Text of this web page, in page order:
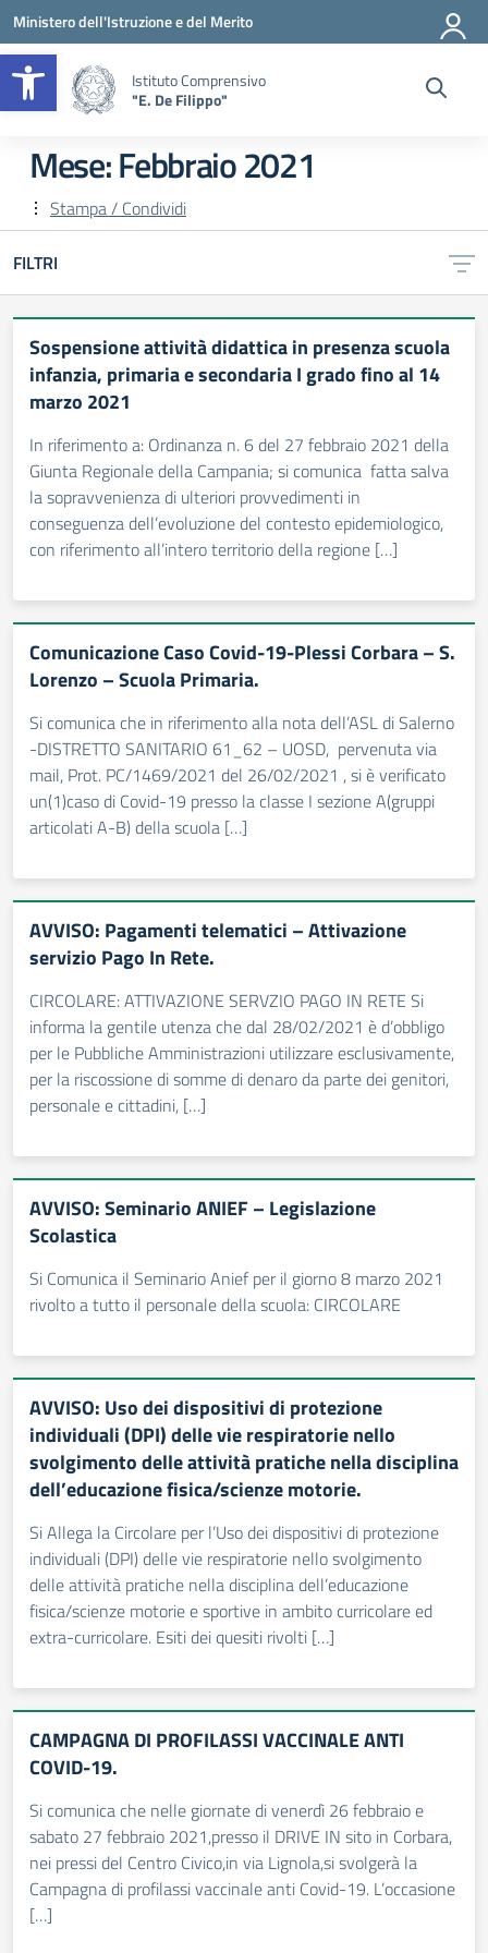
Apri la barra degli strumenti
Vai ai contenuti
Vai al menu di navigazione
Vai al footer
Ministero dell'Istruzione e del Merito
Istituto Comprensivo
"E. De Filippo"
Mese:Febbraio 2021
Stampa / Condividi
FILTRI
Sospensione attività didattica in presenza scuola
infanzia, primaria e secondaria I grado fino al 14
marzo 2021
In riferimento a: Ordinanza n. 6 del 27 febbraio 2021 della
Giunta Regionale della Campania; si comunica fatta salva
la sopravvenienza di ulteriori provvedimenti in
conseguenza dell’evoluzione del contesto epidemiologico,
con riferimento all’intero territorio della regione […]
Comunicazione Caso Covid-19-Plessi Corbara – S.
Lorenzo – Scuola Primaria.
Si comunica che in riferimento alla nota dell’ASL di Salerno
-DISTRETTO SANITARIO 61_62 – UOSD, pervenuta via
mail, Prot. PC/1469/2021 del 26/02/2021 , si è verificato
un(1)caso di Covid-19 presso la classe I sezione A(gruppi
articolati A-B) della scuola […]
AVVISO: Pagamenti telematici – Attivazione
servizio Pago In Rete.
CIRCOLARE: ATTIVAZIONE SERVZIO PAGO IN RETE Si
informa la gentile utenza che dal 28/02/2021 è d’obbligo
per le Pubbliche Amministrazioni utilizzare esclusivamente,
per la riscossione di somme di denaro da parte dei genitori,
personale e cittadini, […]
AVVISO: Seminario ANIEF – Legislazione
Scolastica
Si Comunica il Seminario Anief per il giorno 8 marzo 2021
rivolto a tutto il personale della scuola: CIRCOLARE
AVVISO: Uso dei dispositivi di protezione
individuali (DPI) delle vie respiratorie nello
svolgimento delle attività pratiche nella disciplina
dell’educazione fisica/scienze motorie.
Si Allega la Circolare per l’Uso dei dispositivi di protezione
individuali (DPI) delle vie respiratorie nello svolgimento
delle attività pratiche nella disciplina dell’educazione
fisica/scienze motorie e sportive in ambito curricolare ed
extra-curricolare. Esiti dei quesiti rivolti […]
CAMPAGNA DI PROFILASSI VACCINALE ANTI
COVID-19.
Si comunica che nelle giornate di venerdì 26 febbraio e
sabato 27 febbraio 2021,presso il DRIVE IN sito in Corbara,
nei pressi del Centro Civico,in via Lignola,si svolgerà la
Campagna di profilassi vaccinale anti Covid-19. L’occasione
[…]